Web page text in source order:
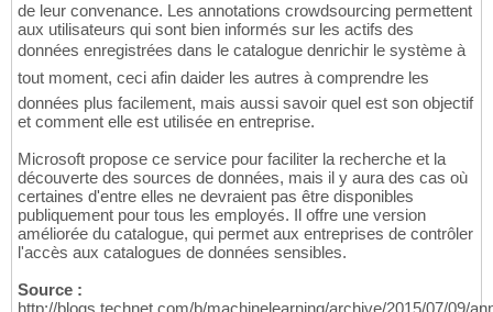
de leur convenance. Les annotations crowdsourcing permettent
aux utilisateurs qui sont bien informés sur les actifs des
données enregistrées dans le catalogue denrichir le système à
tout moment, ceci afin daider les autres à comprendre les
données plus facilement, mais aussi savoir quel est son objectif
et comment elle est utilisée en entreprise.
Microsoft propose ce service pour faciliter la recherche et la
découverte des sources de données, mais il y aura des cas où
certaines d'entre elles ne devraient pas être disponibles
publiquement pour tous les employés. Il offre une version
améliorée du catalogue, qui permet aux entreprises de contrôler
l'accès aux catalogues de données sensibles.
Source :